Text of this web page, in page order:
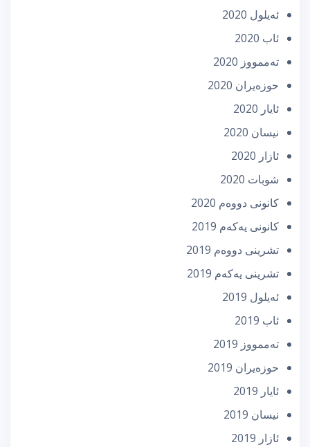
ئه‌یلول 2020
ئاب 2020
تەممووز 2020
حوزه‌یران 2020
ئایار 2020
نیسان 2020
ئازار 2020
شوبات 2020
كانونی دووه‌م 2020
كانونی یه‌كه‌م 2019
تشرینی دووه‌م 2019
تشرینی یه‌كه‌م 2019
ئه‌یلول 2019
ئاب 2019
تەممووز 2019
حوزه‌یران 2019
ئایار 2019
نیسان 2019
ئازار 2019